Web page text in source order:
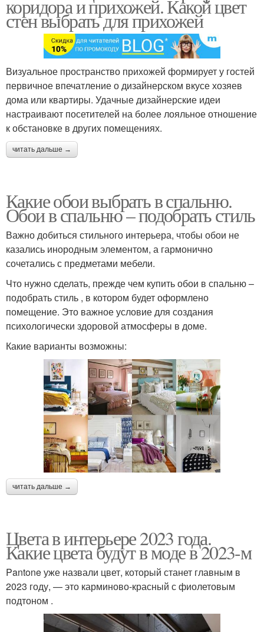
коридора и прихожей. Какой цвет
стен выбрать для прихожей
Визуальное пространство прихожей формирует у гостей
первичное впечатление о дизайнерском вкусе хозяев
дома или квартиры. Удачные дизайнерские идеи
настраивают посетителей на более лояльное отношение
к обстановке в других помещениях.
читать дальше →
Какие обои выбрать в спальню.
Обои в спальню – подобрать стиль
Важно добиться стильного интерьера, чтобы обои не
казались инородным элементом, а гармонично
сочетались с предметами мебели.
Что нужно сделать, прежде чем купить обои в спальню –
подобрать стиль , в котором будет оформлено
помещение. Это важное условие для создания
психологически здоровой атмосферы в доме.
Какие варианты возможны:
читать дальше →
Цвета в интерьере 2023 года.
Какие цвета будут в моде в 2023-м
Pantone уже назвали цвет, который станет главным в
2023 году, — это карминово-красный с фиолетовым
подтоном .